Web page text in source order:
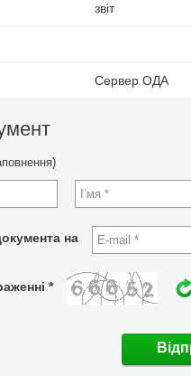
звіт
Сервер ОДА
на
*